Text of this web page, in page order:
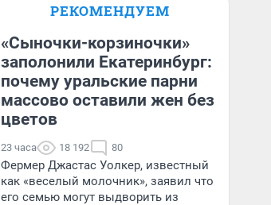
РЕКОМЕНДУЕМ
«Сыночки-корзиночки»
заполонили Екатеринбург:
почему уральские парни
массово оставили жен без
цветов
23 часа 18 192 80
Фермер Джастас Уолкер, известный
как «веселый молочник», заявил что
его семью могут выдворить из